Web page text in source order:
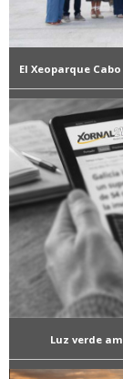
El Xeoparque
Luz verde